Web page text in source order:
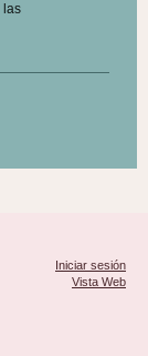
las
Iniciar sesión
Vista Web